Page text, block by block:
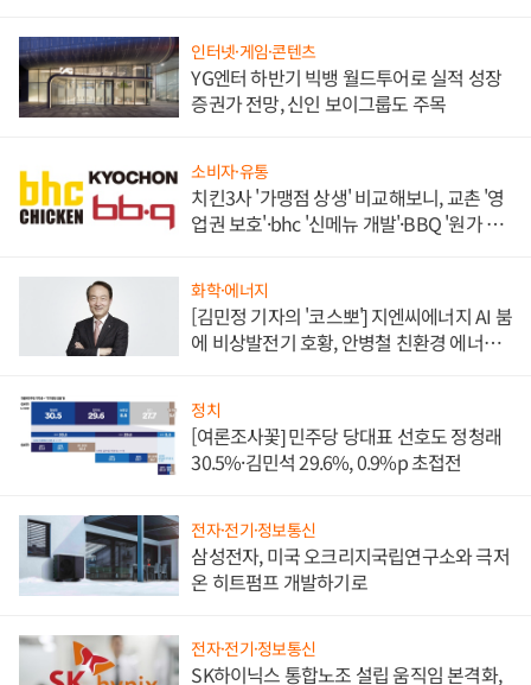
인터넷·게임·콘텐츠
YG엔터 하반기 빅뱅 월드투어로 실적 성장
증권가 전망, 신인 보이그룹도 주목
소비자·유통
치킨3사 '가맹점 상생' 비교해보니, 교촌 '영
업권 보호'·bhc '신메뉴 개발'·BBQ '원가 부
화학·에너지
[김민정 기자의 '코스뽀'] 지엔씨에너지 AI 붐
에 비상발전기 호황, 안병철 친환경 에너지
정치
[여론조사꽃] 민주당 당대표 선호도 정청래
30.5%·김민석 29.6%, 0.9%p 초접전
전자·전기·정보통신
삼성전자, 미국 오크리지국립연구소와 극저
온 히트펌프 개발하기로
전자·전기·정보통신
SK하이닉스 통합노조 설립 움직임 본격화,